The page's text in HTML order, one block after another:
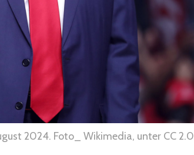
2024. Foto_ Wikimedia, unter CC 2.0